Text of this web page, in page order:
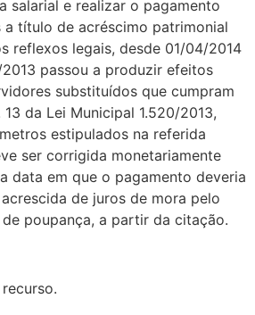
salarial e realizar o pagamento
título de acréscimo patrimonial
reflexos legais, desde 01/04/2014
passou a produzir efeitos
substituídos que cumpram
da Lei Municipal 1.520/2013,
estipulados na referida
ser corrigida monetariamente
data em que o pagamento deveria
de juros de mora pelo
poupança, a partir da citação.